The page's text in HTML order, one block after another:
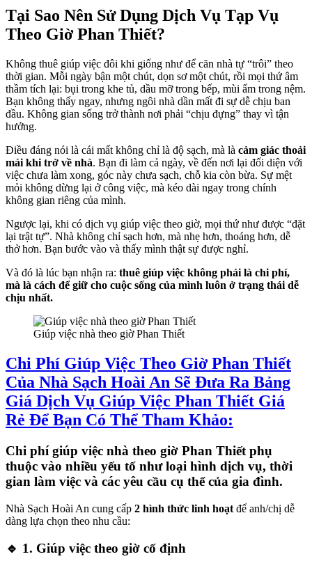
bonusu veren siteler
bonusu
scam
konteyner
giriş
bonusu
güncel giriş
bonusu veren siteler
bonusu
Tại Sao Nên Sử Dụng Dịch Vụ Tạp Vụ
Theo Giờ Phan Thiết?
Không thuê giúp việc đôi khi giống như để căn nhà tự “trôi” theo
thời gian. Mỗi ngày bận một chút, dọn sơ một chút, rồi mọi thứ âm
thầm tích lại: bụi trong khe tủ, dầu mỡ trong bếp, mùi ẩm trong nệm.
Bạn không thấy ngay, nhưng ngôi nhà dần mất đi sự dễ chịu ban
đầu. Không gian sống trở thành nơi phải “chịu đựng” thay vì tận
hưởng.
Điều đáng nói là cái mất không chỉ là độ sạch, mà là cảm giác thoải
mái khi trở về nhà. Bạn đi làm cả ngày, về đến nơi lại đối diện với
việc chưa làm xong, góc này chưa sạch, chỗ kia còn bừa. Sự mệt
mỏi không dừng lại ở công việc, mà kéo dài ngay trong chính
không gian riêng của mình.
Ngược lại, khi có dịch vụ giúp việc theo giờ, mọi thứ như được “đặt
lại trật tự”. Nhà không chỉ sạch hơn, mà nhẹ hơn, thoáng hơn, dễ
thở hơn. Bạn bước vào và thấy mình thật sự được nghỉ.
Và đó là lúc bạn nhận ra: thuê giúp việc không phải là chi phí,
mà là cách để giữ cho cuộc sống của mình luôn ở trạng thái dễ
chịu nhất.
Giúp việc nhà theo giờ Phan Thiết
Chi Phí Giúp Việc Theo Giờ Phan Thiết
Của Nhà Sạch Hoài An Sẽ Đưa Ra Bảng
Giá Dịch Vụ Giúp Việc Phan Thiết Giá
Rẻ Để Bạn Có Thể Tham Khảo:
Chi phí giúp việc nhà theo giờ Phan Thiết phụ
thuộc vào nhiều yếu tố như loại hình dịch vụ, thời
gian làm việc và các yêu cầu cụ thể của gia đình.
Nhà Sạch Hoài An cung cấp 2 hình thức linh hoạt để anh/chị dễ
dàng lựa chọn theo nhu cầu:
🔹 1. Giúp việc theo giờ cố định